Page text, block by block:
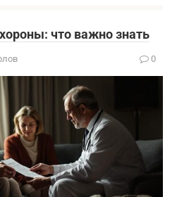
что важно знать
0